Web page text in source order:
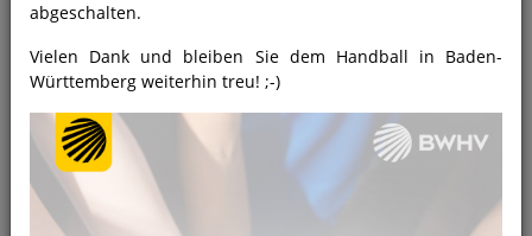
Bezirkstag 2025
12.06.2025
Bezirk 4 - Hegau-Bodensee
abgeschalten.
Vielen Dank und bleiben Sie dem Handball in Baden-
Württemberg weiterhin treu! ;-)